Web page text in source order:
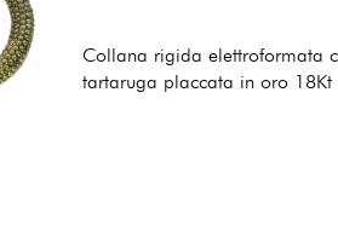
Collana rigida elettroformata
tartaruga placcata in oro 18Kt